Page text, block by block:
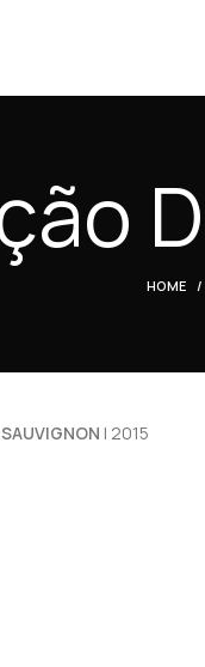
HOME
| 2015